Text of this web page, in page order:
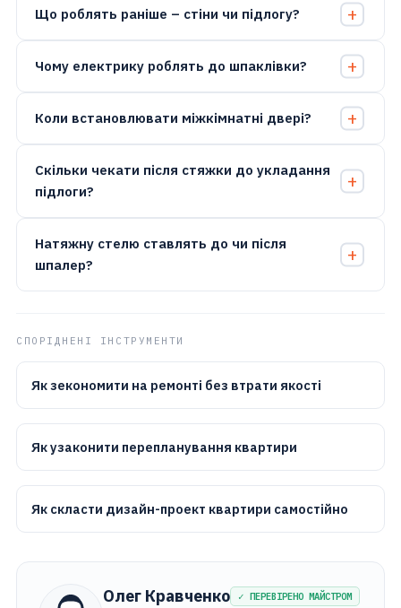
Що роблять раніше – стіни чи підлогу?
Чому електрику роблять до шпаклівки?
Коли встановлювати міжкімнатні двері?
Скільки чекати після стяжки до укладання
підлоги?
Натяжну стелю ставлять до чи після
шпалер?
СПОРІДНЕНІ ІНСТРУМЕНТИ
Як зекономити на ремонті без втрати якості
Як узаконити перепланування квартири
Як скласти дизайн-проект квартири самостійно
Олег Кравченко ✓ ПЕРЕВІРЕНО МАЙСТРОМ